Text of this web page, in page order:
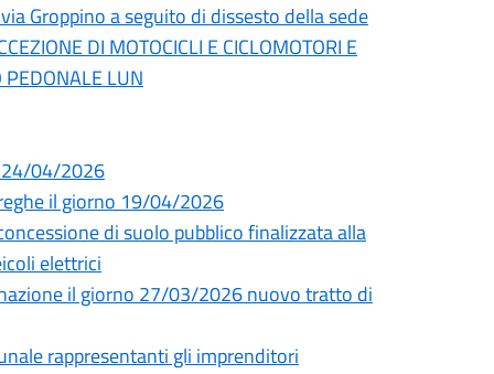
Groppino a seguito di dissesto della sede
DI MOTOCICLI E CICLOMOTORI E
PEDONALE LUN
24/04/2026
il giorno 19/04/2026
di suolo pubblico finalizzata alla
elettrici
il giorno 27/03/2026 nuovo tratto di
rappresentanti gli imprenditori